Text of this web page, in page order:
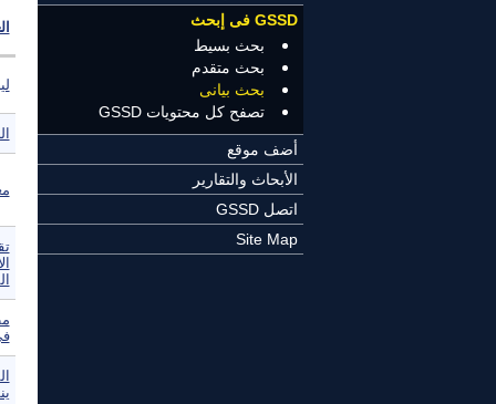
GSSD فى إبحث
بحث بسيط
بحث متقدم
بحث بيانى
تصفح كل محتويات GSSD
أضف موقع
الأبحاث والتقارير
اتصل GSSD
Site Map